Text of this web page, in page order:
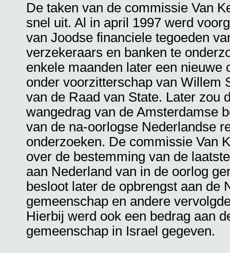
De taken van de commissie Van
snel uit. Al in april 1997 werd
van Joodse financiele tegoeden
verzekeraars en banken te
enkele maanden later een nieuwe
onder voorzitterschap van Willem
van de Raad van State. Later zou
wangedrag van de Amsterdamse
van de na-oorlogse Nederlandse
onderzoeken. De commissie Van
over de bestemming van de
aan Nederland van in de oorlog
besloot later de opbrengst aan de
gemeenschap en andere
Hierbij werd ook een bedrag aan
gemeenschap in Israel gegeven.